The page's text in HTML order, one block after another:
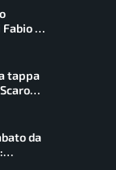
e
tappa
di
da